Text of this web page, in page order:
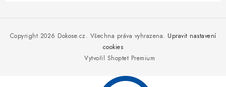
Vytvořil Shoptet Premium
Copyright 2026 Dokose.cz. Všechna práva vyhrazena. Upravit nastavení
cookies